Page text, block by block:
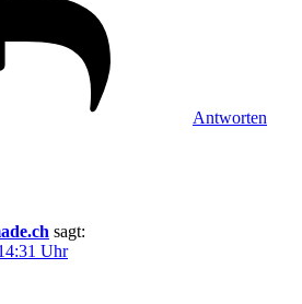
Antworten
sagt:
Uhr